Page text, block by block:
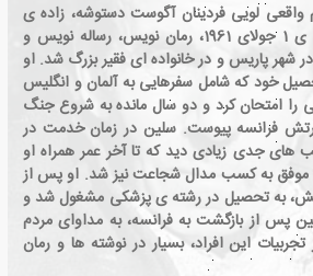
واقعی لویی فردینان آگوست دستوشه، زاده ی
27 می 1894 و درگذشته ی 1 جولای 1961، رمان نویس، رساله نویس و
شهر پاریس و در خانواده ای فقیر بزرگ شد. او
خود که شامل سفرهایی به آلمان و انگلیس
را امتحان کرد و دو سال مانده به شروع جنگ
فرانسه پیوست. سلین در زمان خدمت در
های جدی زیادی دید که تا آخر عمر همراه او
موفق به کسب مدال شجاعت نیز شد. او پس از
به تحصیل در رشته ی پزشکی مشغول شد و
پس از بازگشت به فرانسه، به مداوای مردم
این افراد، بسیار در نوشته ها و رمان